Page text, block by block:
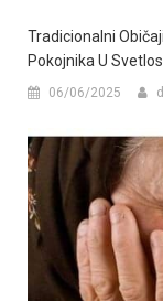
Tradicionalni
Pokojnika U
06/06/2025